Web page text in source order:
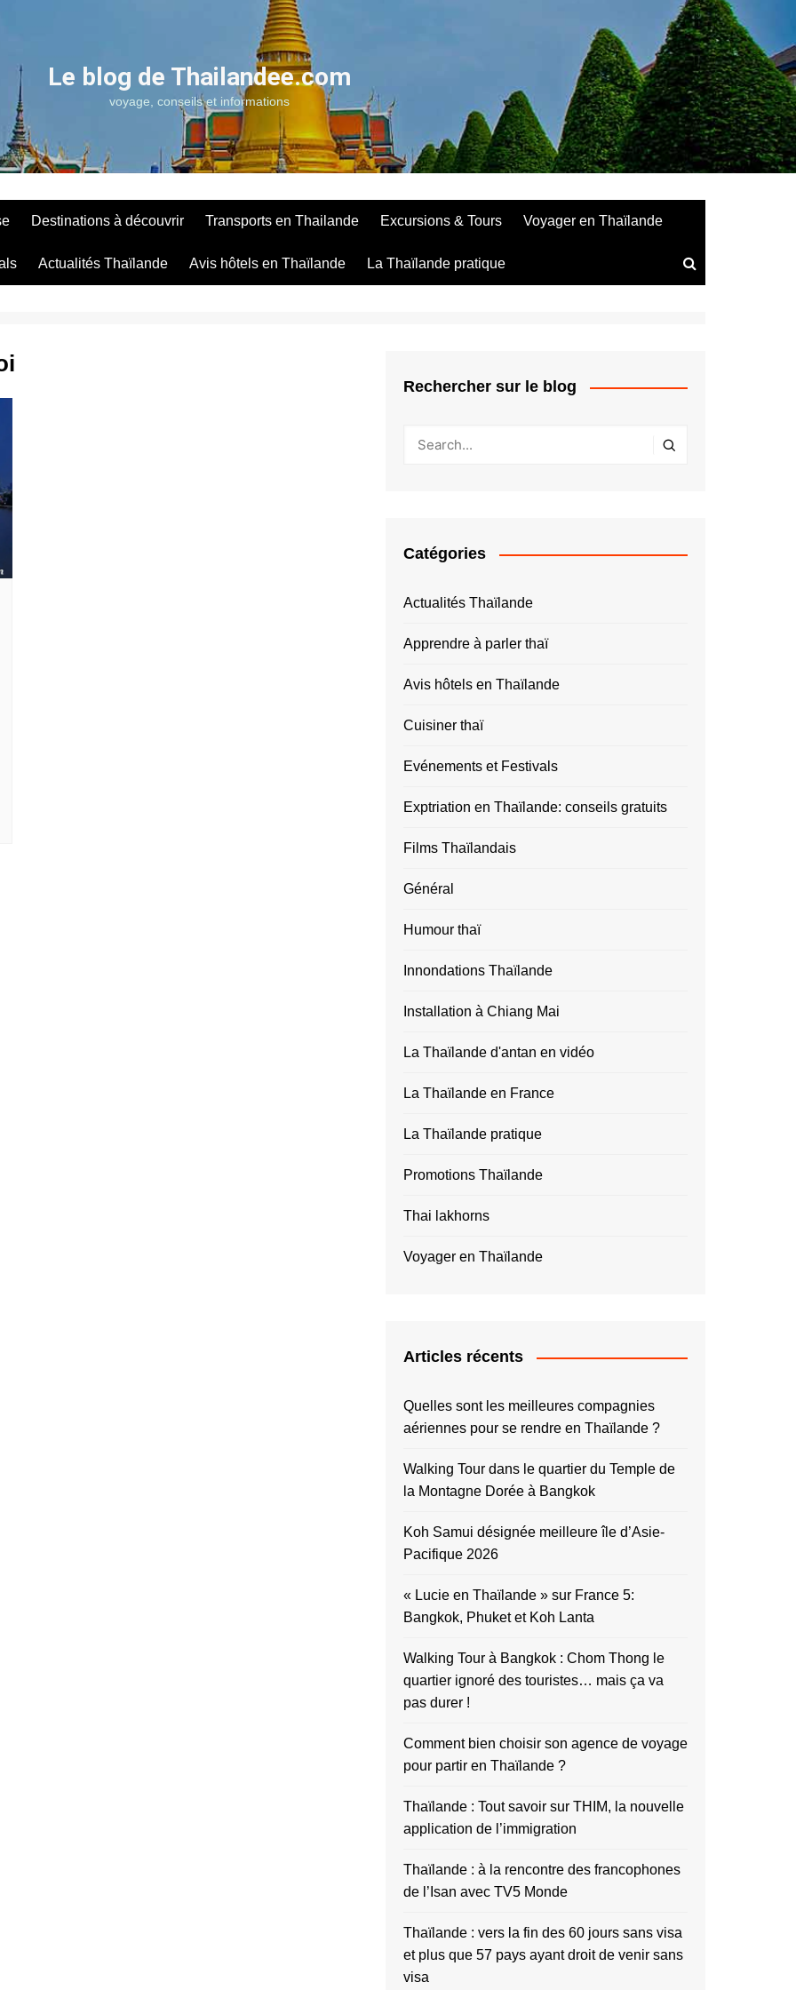
Le blog de Thailandee.com
voyage, conseils et informations
Destinations à découvrir Transports en Thailande Excursions & Tours Voyager en Thaïlande
Actualités Thaïlande Avis hôtels en Thaïlande La Thaïlande pratique
Rechercher sur le blog
Catégories
Actualités Thaïlande
Apprendre à parler thaï
Avis hôtels en Thaïlande
Cuisiner thaï
Evénements et Festivals
Exptriation en Thaïlande: conseils gratuits
Films Thaïlandais
Général
Humour thaï
Innondations Thaïlande
Installation à Chiang Mai
La Thaïlande d'antan en vidéo
La Thaïlande en France
La Thaïlande pratique
Promotions Thaïlande
Thai lakhorns
Voyager en Thaïlande
Articles récents
Quelles sont les meilleures compagnies
aériennes pour se rendre en Thaïlande ?
Walking Tour dans le quartier du Temple de
la Montagne Dorée à Bangkok
Koh Samui désignée meilleure île d’Asie-
Pacifique 2026
« Lucie en Thaïlande » sur France 5:
Bangkok, Phuket et Koh Lanta
Walking Tour à Bangkok : Chom Thong le
quartier ignoré des touristes… mais ça va
pas durer !
Comment bien choisir son agence de voyage
pour partir en Thaïlande ?
Thaïlande : Tout savoir sur THIM, la nouvelle
application de l’immigration
Thaïlande : à la rencontre des francophones
de l’Isan avec TV5 Monde
Thaïlande : vers la fin des 60 jours sans visa
et plus que 57 pays ayant droit de venir sans
visa